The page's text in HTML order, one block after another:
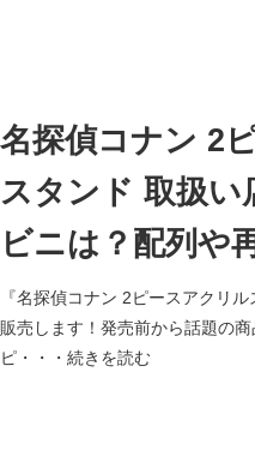
名探偵コナン 2
スタンド 取扱い
ビニは？配列や
フラゲは？イオ
も！全12種類！
『名探偵コナン 2ピースアクリ
販売します！発売前から話題の
ピ・・・続きを読む